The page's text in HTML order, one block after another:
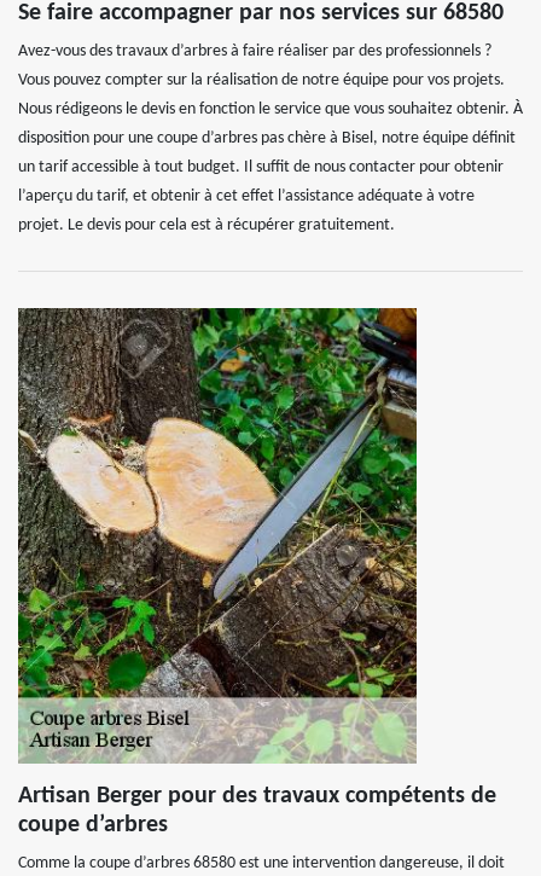
Se faire accompagner par nos services sur 68580
Avez-vous des travaux d’arbres à faire réaliser par des professionnels ?
Vous pouvez compter sur la réalisation de notre équipe pour vos projets.
Nous rédigeons le devis en fonction le service que vous souhaitez obtenir. À
disposition pour une coupe d’arbres pas chère à Bisel, notre équipe définit
un tarif accessible à tout budget. Il suffit de nous contacter pour obtenir
l’aperçu du tarif, et obtenir à cet effet l’assistance adéquate à votre
projet. Le devis pour cela est à récupérer gratuitement.
Artisan Berger pour des travaux compétents de
coupe d’arbres
Comme la coupe d’arbres 68580 est une intervention dangereuse, il doit